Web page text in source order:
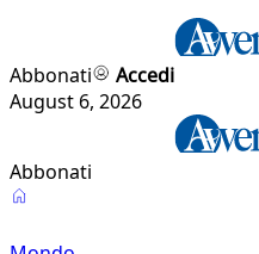
Abbonati
Accedi
August 6, 2026
Abbonati